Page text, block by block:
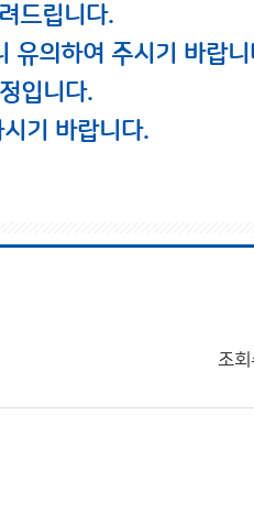
드립니다.
유의하여 주시기 바랍니
입니다.
기 바랍니다.
조회